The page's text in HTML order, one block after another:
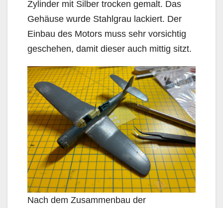
Zylinder mit Silber trocken gemalt. Das
Gehäuse wurde Stahlgrau lackiert. Der
Einbau des Motors muss sehr vorsichtig
geschehen, damit dieser auch mittig sitzt.
Nach dem Zusammenbau der